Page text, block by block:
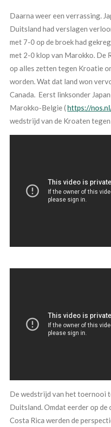
Daarna weer een verrassing.
Duitsland had verslagen
met 7-0 op de broek had
met 2-0 klop van Marokko. De
op alles zetten tegen Kroatie
worden. Wat dat land won
Canada. Eerst linksonder
Marokko-Belgie (https://
wedstrijd van de Kroaten tegen
De wedstrijd van het toernooi
Duitsland. Omdat eerder op de
Costa Rica werden de